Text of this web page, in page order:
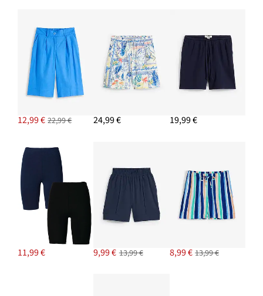
Tenisky na platforme
29,99 €
12,99 € 22,99 € 24,99 € 19,99 €
11,99 € 9,99 € 13,99 € 8,99 € 13,99 €